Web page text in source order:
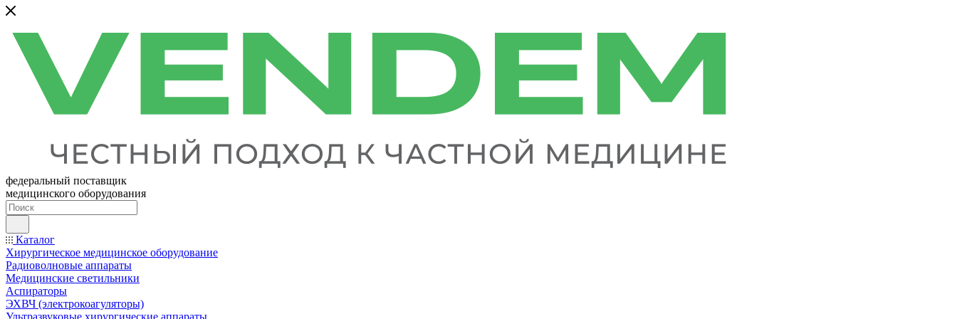
федеральный поставщик
медицинского оборудования
Каталог
Хирургическое медицинское оборудование
Радиоволновые аппараты
Медицинские светильники
Аспираторы
ЭХВЧ (электрокоагуляторы)
Ультразвуковые хирургические аппараты